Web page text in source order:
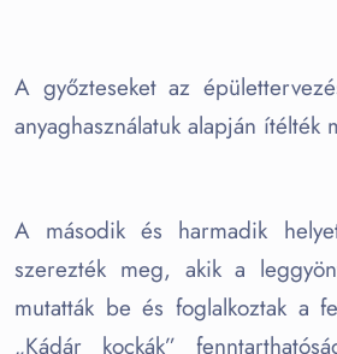
A győzteseket az
anyaghasználatuk alapján ítélték
A második és harmadik
szerezték meg, akik a
mutatták be és foglalkoztak a
„Kádár kockák”